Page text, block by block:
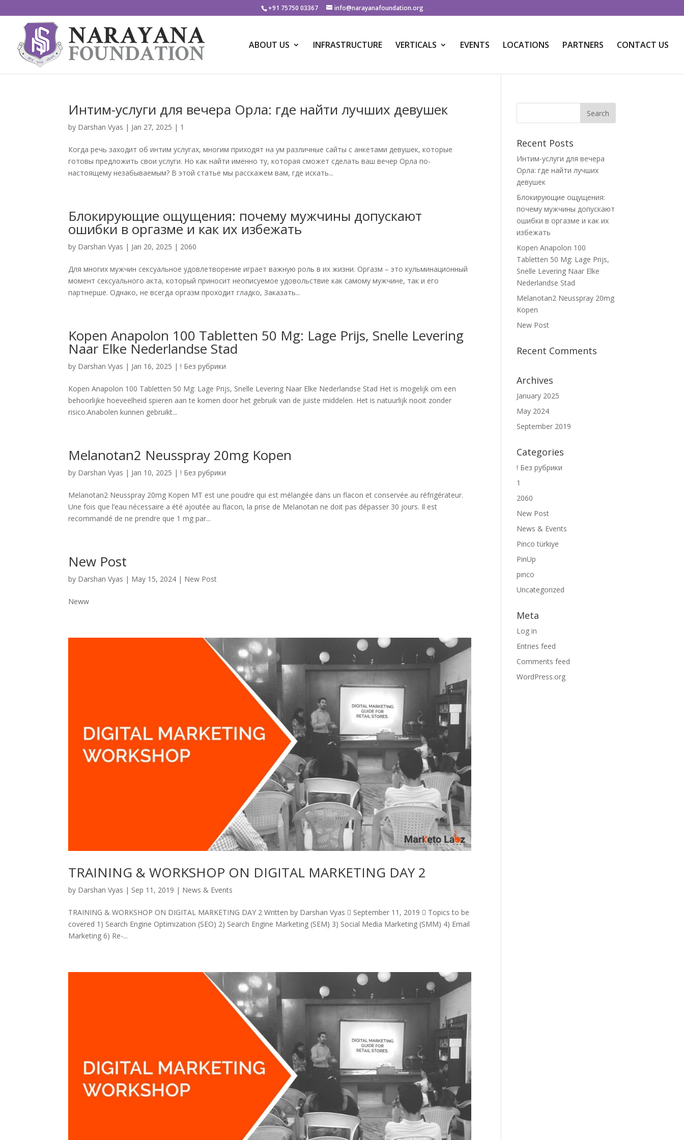
+91 75750 03367 info@narayanafoundation.org
ABOUT US INFRASTRUCTURE VERTICALS EVENTS LOCATIONS PARTNERS CONTACT US
Интим-услуги для вечера Орла: где найти лучших девушек
by Darshan Vyas | Jan 27, 2025 | 1
Когда речь заходит об интим услугах, многим приходят на ум различные сайты с анкетами девушек, которые
готовы предложить свои услуги. Но как найти именно ту, которая сможет сделать ваш вечер Орла по-
настоящему незабываемым? В этой статье мы расскажем вам, где искать...
Блокирующие ощущения: почему мужчины допускают
ошибки в оргазме и как их избежать
by Darshan Vyas | Jan 20, 2025 | 2060
Для многих мужчин сексуальное удовлетворение играет важную роль в их жизни. Оргазм – это кульминационный
момент сексуального акта, который приносит неописуемое удовольствие как самому мужчине, так и его
партнерше. Однако, не всегда оргазм проходит гладко, Заказать...
Kopen Anapolon 100 Tabletten 50 Mg: Lage Prijs, Snelle Levering
Naar Elke Nederlandse Stad
by Darshan Vyas | Jan 16, 2025 |! Без рубрики
Kopen Anapolon 100 Tabletten 50 Mg: Lage Prijs, Snelle Levering Naar Elke Nederlandse Stad Het is mogelijk om een
behoorlijke hoeveelheid spieren aan te komen door het gebruik van de juiste middelen. Het is natuurlijk nooit zonder
risico.Anabolen kunnen gebruikt...
Melanotan2 Neusspray 20mg Kopen
by Darshan Vyas | Jan 10, 2025 |! Без рубрики
Melanotan2 Neusspray 20mg Kopen MT est une poudre qui est mélangée dans un flacon et conservée au réfrigérateur.
Une fois que l’eau nécessaire a été ajoutée au flacon, la prise de Melanotan ne doit pas dépasser 30 jours. Il est
recommandé de ne prendre que 1 mg par...
New Post
by Darshan Vyas | May 15, 2024 | New Post
Neww
TRAINING & WORKSHOP ON DIGITAL MARKETING DAY 2
by Darshan Vyas | Sep 11, 2019 | News & Events
TRAINING & WORKSHOP ON DIGITAL MARKETING DAY 2 Written by Darshan Vyas  September 11, 2019  Topics to be
covered 1) Search Engine Optimization (SEO) 2) Search Engine Marketing (SEM) 3) Social Media Marketing (SMM) 4) Email
Marketing 6) Re-...
Recent Posts
Интим-услуги для вечера
Орла: где найти лучших
девушек
Блокирующие ощущения:
почему мужчины допускают
ошибки в оргазме и как их
избежать
Kopen Anapolon 100
Tabletten 50 Mg: Lage Prijs,
Snelle Levering Naar Elke
Nederlandse Stad
Melanotan2 Neusspray 20mg
Kopen
New Post
Recent Comments
Archives
January 2025
May 2024
September 2019
Categories
! Без рубрики
1
2060
New Post
News & Events
Pinco türkiye
PinUp
pınco
Uncategorized
Meta
Log in
Entries feed
Comments feed
WordPress.org